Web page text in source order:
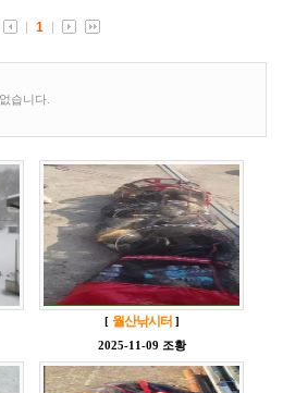
[ 월산낚시터 ]
2025-11-09 조황